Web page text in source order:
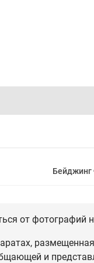
Бейджинг
от фотографий
и